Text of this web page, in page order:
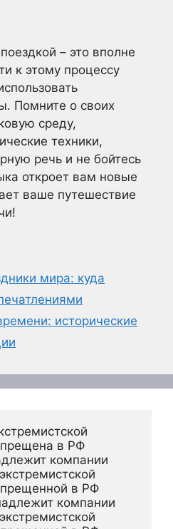
– это вполне
к этому процессу
Помните о своих
среду,
техники,
речь и не бойтесь
откроет вам новые
ваше путешествие
мира: куда
исторические
в РФ
компании
в РФ
компании